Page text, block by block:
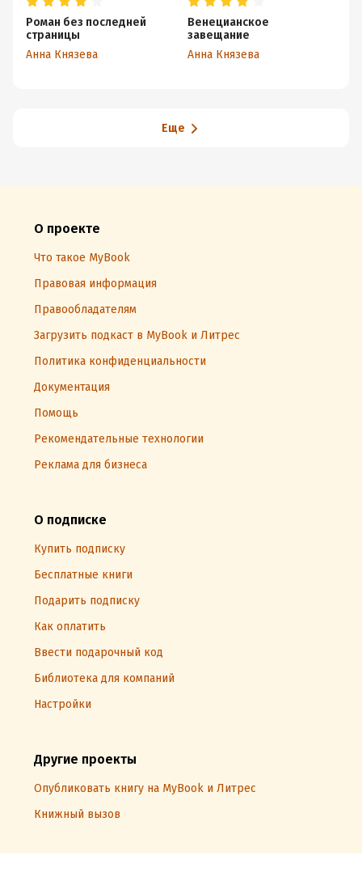
Роман без последней
страницы
Анна Князева
Венецианское
завещание
Анна Князева
Еще
О проекте
Что такое MyBook
Правовая информация
Правообладателям
Загрузить подкаст в MyBook и Литрес
Политика конфиденциальности
Документация
Помощь
Рекомендательные технологии
Реклама для бизнеса
О подписке
Купить подписку
Бесплатные книги
Подарить подписку
Как оплатить
Ввести подарочный код
Библиотека для компаний
Настройки
Другие проекты
Опубликовать книгу на MyBook и Литрес
Книжный вызов